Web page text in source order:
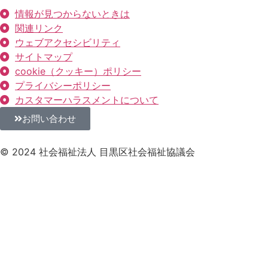
情報が見つからないときは
関連リンク
ウェブアクセシビリティ
サイトマップ
cookie（クッキー）ポリシー
プライバシーポリシー
カスタマーハラスメントについて
お問い合わせ
© 2024 社会福祉法人 目黒区社会福祉協議会